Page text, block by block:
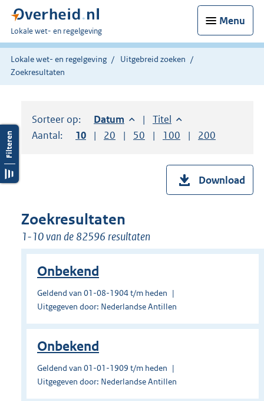
Menu
U
bent
hier:
Lokale wet- en regelgeving
Lokale wet- en regelgeving
Uitgebreid zoeken
Zoekresultaten
Sorteer op: Sorteer op:
Datum aflopendSorteer op:
Titel oplopend
Aantal:
Toon
10 resultaten per pagina
Toon
20 resultaten per pagina
Toon
50 resultaten per pagina
Toon
100 resultaten per
Toon
200
Download
Zoekresultaten
1-10 van de 82596 resultaten
Onbekend
Geldend van 01-08-1904 t/m heden
Uitgegeven door: Nederlandse Antillen
Onbekend
Geldend van 01-01-1909 t/m heden
Uitgegeven door: Nederlandse Antillen